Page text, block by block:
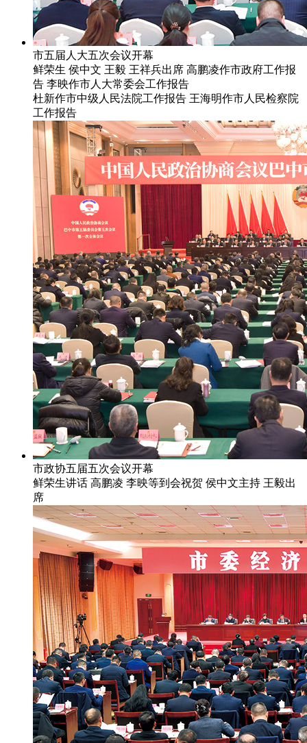
市五届人大五次会议开幕
鲜荣生 侯中文 王毅 王祥兵出席 高鹏凌作市政府工作报
告 李映作市人大常委会工作报告
杜新作市中级人民法院工作报告 王海明作市人民检察院
工作报告
市政协五届五次会议开幕
鲜荣生讲话 高鹏凌 李映等到会祝贺 侯中文主持 王毅出
席